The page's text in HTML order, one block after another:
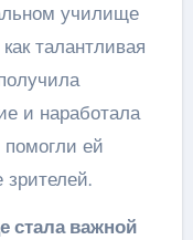
училище
талантливая
и наработала
помогли ей
стала важной